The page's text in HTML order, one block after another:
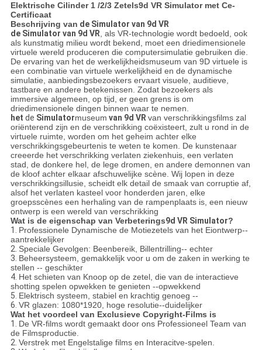
Elektrische Cilinder 1 /2/3 Zetels9d VR Simulator met Ce-
Certificaat
Beschrijving van de Simulator van 9d VR
de Simulator van 9d VR, als VR-technologie wordt bedoeld, ook
als kunstmatig milieu wordt bekend, moet een driedimensionele
virtuele wereld produceren die computersimulatie gebruiken die.
De ervaring van het de werkelijkheidsmuseum van 9D virtuele is
een combinatie van virtuele werkelijkheid en de dynamische
simulatie, aanbiedingsbezoekers ervaart visuele, auditieve,
tastbare en andere betekenissen. Zodat bezoekers als
immersive algemeen, op tijd, er geen grens is om
driedimensionele dingen binnen waar te nemen.
het de Simulatormuseum van 9d VRvan verschrikkingsfilms zal
oriënterend zijn en de verschrikking coëxisteert, zult u rond in de
virtuele ruimte, worden om het geheim achter elke
verschrikkingsgebeurtenis te weten te komen. De kunstenaar
creeerde het verschrikking verlaten ziekenhuis, een verlaten
stad, de donkere hel, de lege dromen, en andere demonnen van
de kloof achter elkaar afschuwelijke scène. Wij lopen in deze
verschrikkingsillusie, scheidt elk detail de smaak van corruptie af,
alsof het verlaten kasteel voor honderden jaren, elke
groepsscènes een herhaling van de rampenplaats is, een nieuw
ontwerp is een wereld van verschrikking
Wat is de eigenschap van Verbeterings9d VR Simulator?
1. Professionele Dynamische de Motiezetels van het Eiontwerp--
aantrekkelijker
2. Speciale Gevolgen: Beenbereik, Billentrilling-- echter
3. Beheersysteem, gemakkelijk voor u om de zaken in werking te
stellen -- geschikter
4. Het schieten van Knoop op de zetel, die van de interactieve
shotting spelen opwekken te genieten --opwekkend
5. Elektrisch systeem, stabiel en krachtig genoeg --
6. VR glazen: 1080*1920, hoge resolutie--duidelijker
Wat het voordeel van Exclusieve Copyright-Films is
1. De VR-films wordt gemaakt door ons Professioneel Team van
de Filmsproductie.
2. Verstrek met Engelstalige films en Interacitve-spelen.